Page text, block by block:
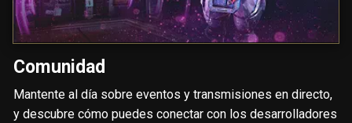
Comunidad
Mantente al día sobre eventos y transmisiones en directo,
y descubre cómo puedes conectar con los desarrolladores